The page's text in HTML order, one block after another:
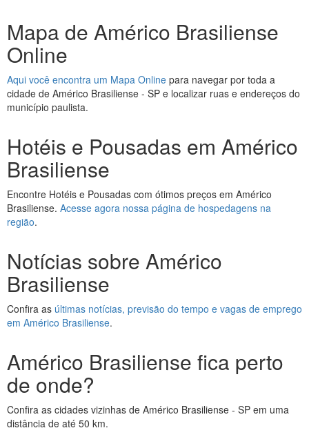
Mapa de Américo Brasiliense
Online
Aqui você encontra um Mapa Online para navegar por toda a
cidade de Américo Brasiliense - SP e localizar ruas e endereços do
município paulista.
Hotéis e Pousadas em Américo
Brasiliense
Encontre Hotéis e Pousadas com ótimos preços em Américo
Brasiliense. Acesse agora nossa página de hospedagens na
região.
Notícias sobre Américo
Brasiliense
Confira as últimas notícias, previsão do tempo e vagas de emprego
em Américo Brasiliense.
Américo Brasiliense fica perto
de onde?
Confira as cidades vizinhas de Américo Brasiliense - SP em uma
distância de até 50 km.